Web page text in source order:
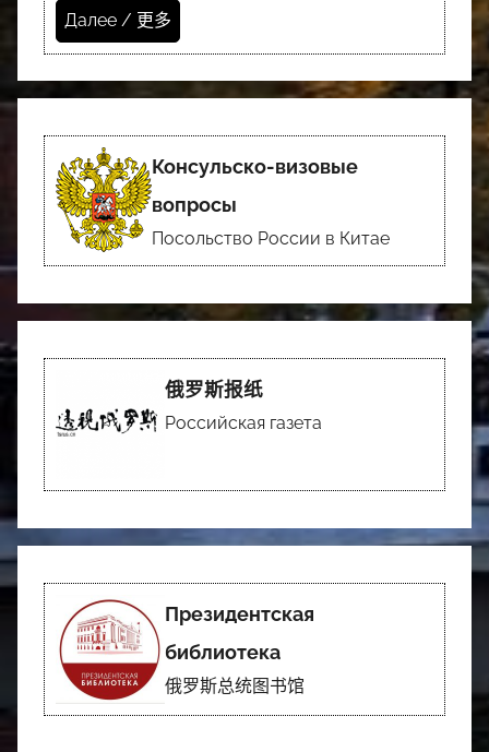
Далее / 更多
Консульско-визовые
вопросы
Посольство России в Китае
俄罗斯报纸
Российская газета
Президентская
библиотека
俄罗斯总统图书馆